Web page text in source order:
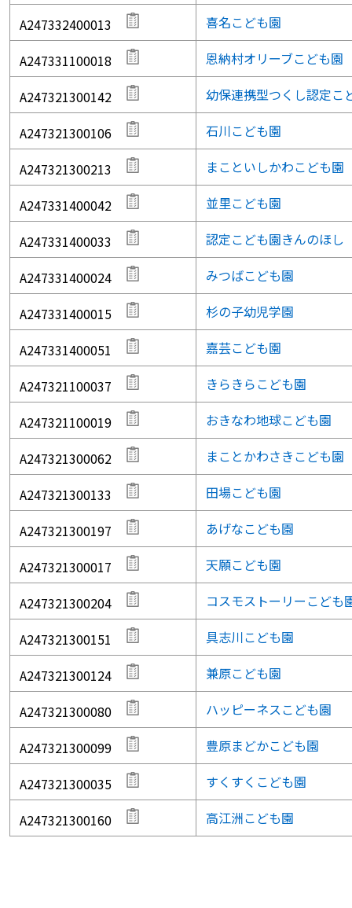
A247332400013 喜名こども園
A247331100018 恩納村オリーブこども園
A247321300142 幼保連携型つくし認定こ
A247321300106 石川こども園
A247321300213 まこといしかわこども園
A247331400042 並里こども園
A247331400033 認定こども園きんのほし
A247331400024 みつばこども園
A247331400015 杉の子幼児学園
A247331400051 嘉芸こども園
A247321100037 きらきらこども園
A247321100019 おきなわ地球こども園
A247321300062 まことかわさきこども園
A247321300133 田場こども園
A247321300197 あげなこども園
A247321300017 天願こども園
A247321300204 コスモストーリーこども
A247321300151 具志川こども園
A247321300124 兼原こども園
A247321300080 ハッピーネスこども園
A247321300099 豊原まどかこども園
A247321300035 すくすくこども園
A247321300160 高江洲こども園